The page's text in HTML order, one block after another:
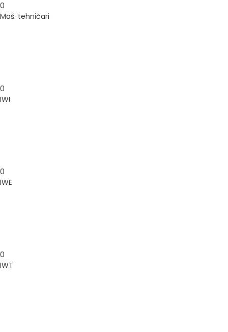
0
Maš. tehničari
0
IWI
0
IWE
0
IWT